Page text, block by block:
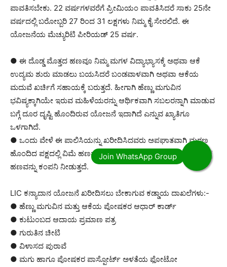
ಪಾವತಿಸಬೇಕು. 22 ವರ್ಷಗಳವರೆಗೆ ಪ್ರೀಮಿಯಂ ಪಾವತಿಸಿದರೆ ಸಾಕು 25ನೇ
ವರ್ಷದಲ್ಲಿ ಬರೋಬ್ಬರಿ 27 ರಿಂದ 31 ಲಕ್ಷಗಳು ನಿಮ್ಮ ಕೈ ಸೇರಲಿದೆ. ಈ
ಯೋಜನೆಯ ಮೆಚ್ಯುರಿಟಿ ಪೀರಿಯಡ್ 25 ವರ್ಷ.
● ಈ ದೊಡ್ಡ ಮೊತ್ತದ ಹಣವೂ ನಿಮ್ಮ ಮಗಳ ವಿದ್ಯಾಭ್ಯಾಸಕ್ಕೆ ಅಥವಾ ಆಕೆ
ಉದ್ಯಮ ಶುರು ಮಾಡಲು ಬಯಸಿದರೆ ಬಂಡವಾಳವಾಗಿ ಅಥವಾ ಆಕೆಯ
ಮದುವೆ ಖರ್ಚಿಗೆ ಸಹಾಯಕ್ಕೆ ಬರುತ್ತದೆ. ಹೀಗಾಗಿ ಹೆಣ್ಣು ಮಗುವಿನ
ಭವಿಷ್ಯಕ್ಕಾಗಿಯೇ ಇರುವ ಮಹಿಳೆಯರನ್ನು ಆರ್ಥಿಕವಾಗಿ ಸಬಲರನ್ನಾಗಿ ಮಾಡುವ
ಬಗ್ಗೆ ದೂರ ದೃಷ್ಟಿ ಹೊಂದಿರುವ ಯೋಜನೆ ಇದಾಗಿದೆ ಎನ್ನುವ ಖ್ಯಾತಿಗೂ
ಒಳಗಾಗಿದೆ.
● ಒಂದು ವೇಳೆ ಈ ಪಾಲಿಸಿಯನ್ನು ಖರೀದಿಸಿದವರು ಅಪಘಾತವಾಗಿ ಮರಣ
ಹೊಂದಿದ ಪಕ್ಷದಲ್ಲಿ ವಿಮೆ ಹಣವಾಗಿ 10 ಲಕ್ಷ ಹಾಗೂ ಸಾಮಾನ್ಯ ಸಾವಿಗೆ 5 ಲಕ್ಷ
ಹಣವನ್ನು ಕಂಪನಿ ನೀಡುತ್ತದೆ.
LIC ಕನ್ಯಾದಾನ ಯೋಜನೆ ಖರೀದಿಸಲು ಬೇಕಾಗುವ ಕಡ್ಡಾಯ ದಾಖಲೆಗಳು:-
● ಹೆಣ್ಣು ಮಗುವಿನ ಮತ್ತು ಆಕೆಯ ಪೋಷಕರ ಆಧಾರ್ ಕಾರ್ಡ್
● ಕುಟುಂಬದ ಆದಾಯ ಪ್ರಮಾಣ ಪತ್ರ
● ಗುರುತಿನ ಚೀಟಿ
● ವಿಳಾಸದ ಪುರಾವೆ
● ಮಗು ಹಾಗೂ ಪೋಷಕರ ಪಾಸ್ಪೋರ್ಟ್ ಅಳತೆಯ ಫೋಟೋ